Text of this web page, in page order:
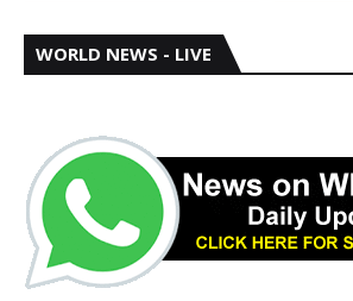
WORLD NEWS - LIVE